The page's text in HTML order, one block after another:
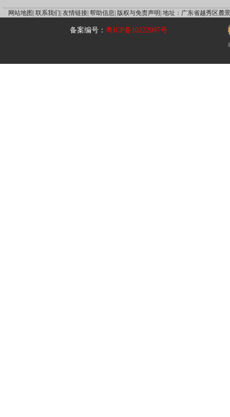
网站地图| 联系我们| 友情链接| 帮助信息| 版权与免责声明| 地址：广东省越秀区麓
备案编号：粤ICP备10222097号